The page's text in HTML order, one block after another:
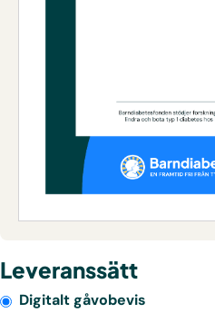
Leveranssätt
Digitalt gåvobevis